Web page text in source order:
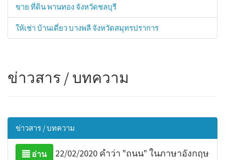
ขาย ที่ดิน พานทอง จังหวัดชลบุรี
ให้เช่า บ้านเดี่ยว บางพลี จังหวัดสมุทรปราการ
ข่าวสาร / บทความ
ข่าวสาร / บทความ
อ่าน
22/02/2020 คำว่า "ถนน" ในภาษาอังกฤษ